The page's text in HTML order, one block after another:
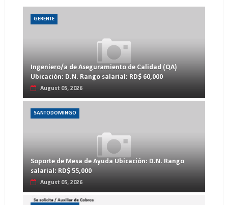
GERENTE
Ingeniero/a de Aseguramiento de Calidad (QA)
Ubicación: D.N. Rango salarial: RD$ 60,000
August 05, 2026
SANTODOMINGO
Soporte de Mesa de Ayuda Ubicación: D.N. Rango
salarial: RD$ 55,000
August 05, 2026